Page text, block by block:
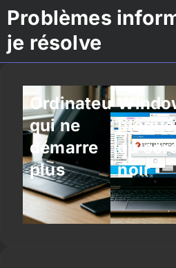
Problèmes
je résolve
Ordinateur
qui ne
démarre
plus
bloqué
ou
noir